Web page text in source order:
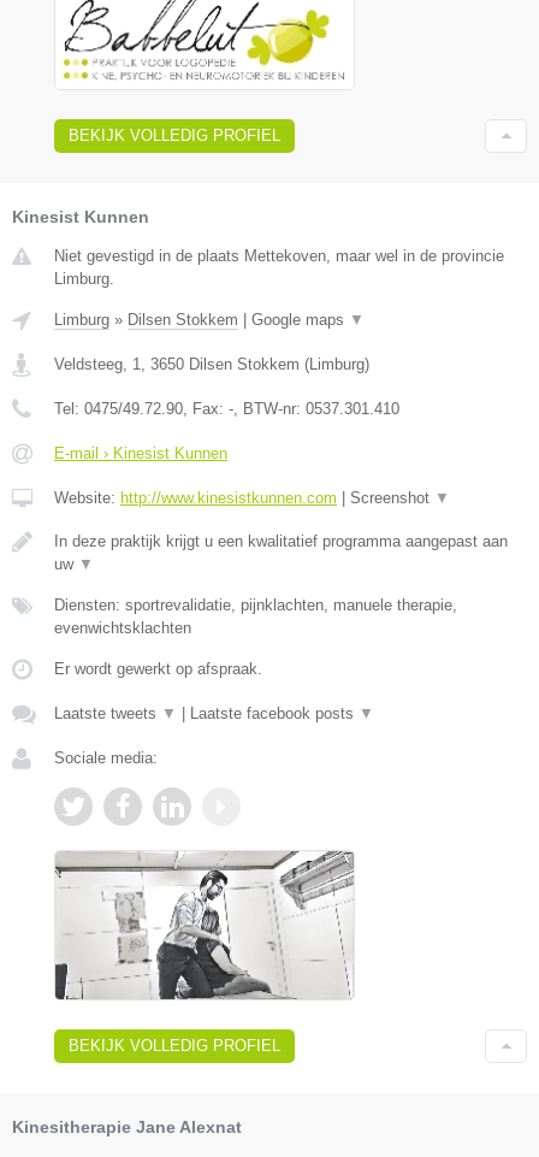
BEKIJK VOLLEDIG PROFIEL
Kinesist Kunnen
Niet gevestigd in de plaats Mettekoven, maar wel in de provincie
Limburg.
Limburg » Dilsen Stokkem Google maps ▼
Veldsteeg, 1 3650 Dilsen Stokkem ( Limburg)
Tel: 0475/49.72.90 , Fax: - , BTW-nr: 0537.301.410
E-mail › Kinesist Kunnen
Website: http://www.kinesistkunnen.com Screenshot ▼
In deze praktijk krijgt u een kwalitatief programma aangepast aan
uw ▼
Diensten: sportrevalidatie, pijnklachten, manuele therapie,
evenwichtsklachten
Er wordt gewerkt op afspraak.
Laatste tweets ▼ Laatste facebook posts ▼
Sociale media:
BEKIJK VOLLEDIG PROFIEL
Kinesitherapie Jane Alexnat